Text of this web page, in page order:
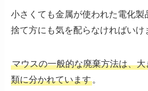
小さくても金属が使われた電化製
捨て方にも気を配らなければいけ
マウスの一般的な廃棄方法は、
類に分かれています。